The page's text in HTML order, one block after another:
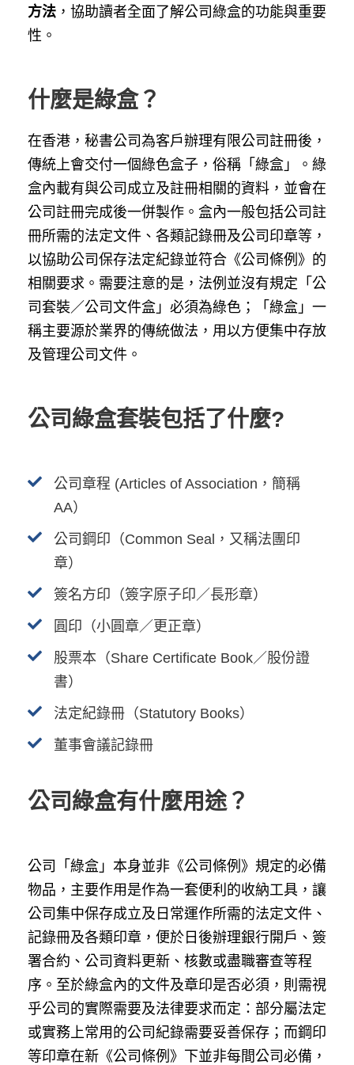
方法 ，協助讀者全面了解公司綠盒的功能與重要
性。
什麼是綠盒？
在香港，秘書公司為客戶辦理有限公司註冊後，
傳統上會交付一個綠色盒子，俗稱「綠盒」。綠
盒內載有與公司成立及註冊相關的資料，並會在
公司註冊完成後一併製作。盒內一般包括公司註
冊所需的法定文件、各類記錄冊及公司印章等，
以協助公司保存法定紀錄並符合《公司條例》的
相關要求。需要注意的是，法例並沒有規定「公
司套裝／公司文件盒」必須為綠色；「綠盒」一
稱主要源於業界的傳統做法，用以方便集中存放
及管理公司文件。
公司綠盒套裝包括了什麼?
公司章程 (Articles of Association，簡稱
AA）
公司鋼印（Common Seal，又稱法團印
章）
簽名方印（簽字原子印／長形章）
圓印（小圓章／更正章）
股票本（Share Certificate Book／股份證
書）
法定紀錄冊（Statutory Books）
董事會議記錄冊
公司綠盒有什麼用途？
公司「綠盒」本身並非《公司條例》規定的必備
物品，主要作用是作為一套便利的收納工具，讓
公司集中保存成立及日常運作所需的法定文件、
記錄冊及各類印章，便於日後辦理銀行開戶、簽
署合約、公司資料更新、核數或盡職審查等程
序。至於綠盒內的文件及章印是否必須，則需視
乎公司的實際需要及法律要求而定：部分屬法定
或實務上常用的公司紀錄需要妥善保存；而鋼印
等印章在新《公司條例》下並非每間公司必備，